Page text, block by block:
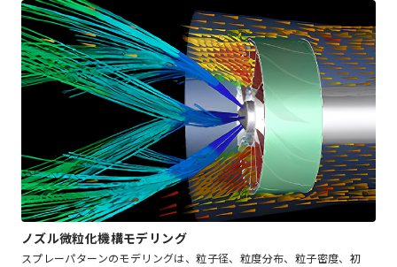
ノズル微粒化機構モデリング
スプレーパターンのモデリングは、粒子径、粒度分布、粒子密度、初